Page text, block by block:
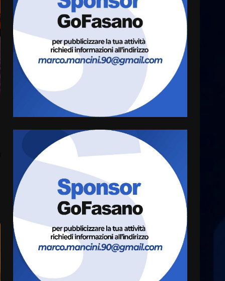
La magia del Minareto e la
prima assoluta de “L’Albergo
Belvedere. Il rapimento”
6 Agosto 2026 06:15
Serie D, l’Us Fasano è
escluso dal campionato
5 Agosto 2026 17:30
Truffatori in azione nelle
frazioni fasanesi
Residenti di Savelletri
scrivono al Prefetto: “Noi
cittadini di serie B”
5 Agosto 2026 06:15
Carta d’identità: continua il
piano di aperture
straordinarie del Comune di